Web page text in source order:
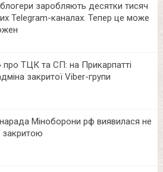
блогери заробляють десятки тисяч
Telegram-каналах. Тепер це може
про ТЦК та СП: на Прикарпатті
закритої Viber-групи
Міноборони рф виявилася не